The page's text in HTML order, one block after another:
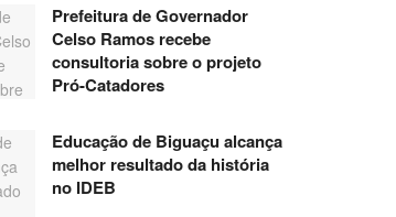
Prefeitura de Governador
Celso Ramos recebe
consultoria sobre o projeto
Pró-Catadores
Educação de Biguaçu alcança
melhor resultado da história
no IDEB